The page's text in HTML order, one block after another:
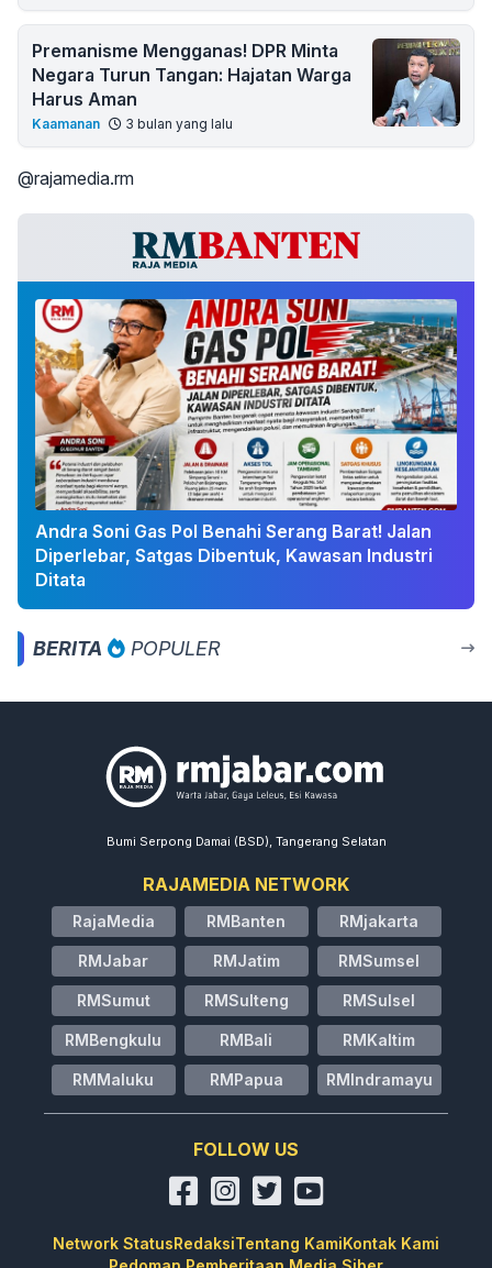
Premanisme Mengganas! DPR Minta
Negara Turun Tangan: Hajatan Warga
Harus Aman
Kaamanan 3 bulan yang lalu
@rajamedia.rm
Andra Soni Gas Pol Benahi Serang Barat! Jalan
Diperlebar, Satgas Dibentuk, Kawasan Industri
Ditata
BERITA POPULER
Bumi Serpong Damai (BSD), Tangerang Selatan
RAJAMEDIA NETWORK
RajaMedia RMBanten RMjakarta
RMJabar RMJatim RMSumsel
RMSumut RMSulteng RMSulsel
RMBengkulu RMBali RMKaltim
RMMaluku RMPapua RMIndramayu
FOLLOW US
Network StatusRedaksiTentang KamiKontak Kami